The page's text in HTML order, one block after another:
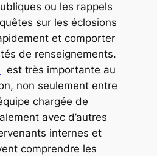
ou les rappels
sur les éclosions
et comporter
de renseignements.
est très importante au
non seulement entre
chargée de
avec d’autres
internes et
comprendre les